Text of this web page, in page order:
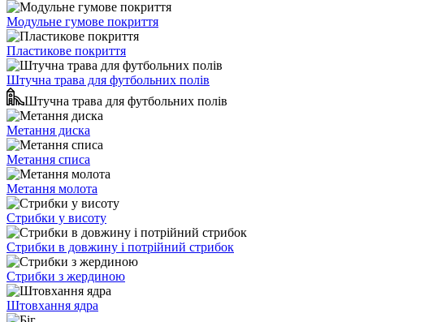
Модульне гумове покриття
Пластикове покриття
Штучна трава для футбольних полів
Штучна трава для футбольних полів
Метання диска
Метання списа
Метання молота
Стрибки у висоту
Стрибки в довжину і потрійний стрибок
Стрибки з жердиною
Штовхання ядра